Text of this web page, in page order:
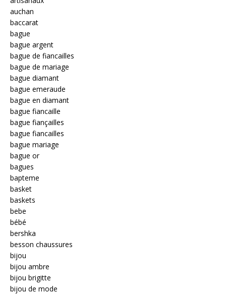
auchan
baccarat
bague
bague argent
bague de fiancailles
bague de mariage
bague diamant
bague emeraude
bague en diamant
bague fiancaille
bague fiançailles
bague fiancailles
bague mariage
bague or
bagues
bapteme
basket
baskets
bebe
bébé
bershka
besson chaussures
bijou
bijou ambre
bijou brigitte
bijou de mode